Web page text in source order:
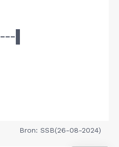
Bron: SSB(26-08-2024)